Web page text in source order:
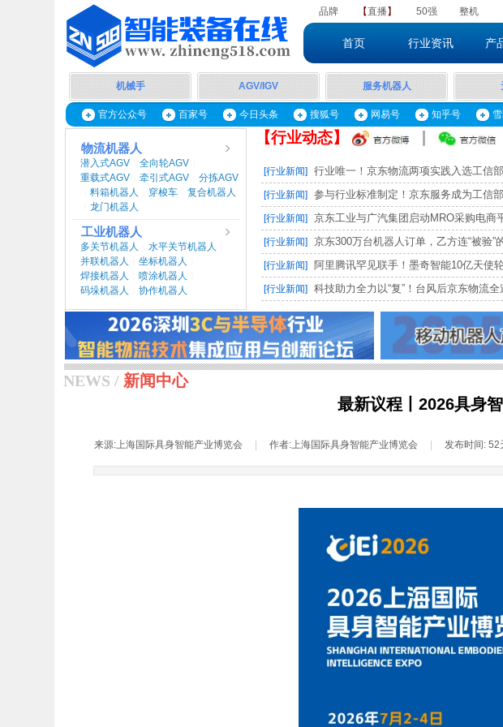
品牌 【直播】 50强 整机
首页 行业资讯 产
机械手 服务机器人
AGV/IGV
官方公众号 百家号 今日头条 搜狐号 网易号 知乎号
【行业动态】
物流机器人
潜入式AGV 全向轮AGV
重载式AGV 牵引式AGV 分拣AGV
料箱机器人 穿梭车 复合机器人
龙门机器人
工业机器人
多关节机器人 水平关节机器人
并联机器人 坐标机器人
焊接机器人 喷涂机器人
码垛机器人 协作机器人
[行业新闻] 行业唯一！京东物流两项实践入选工信
[行业新闻] 参与行业标准制定！京东服务成为工信
[行业新闻] 京东工业与广汽集团启动MRO采购电商
[行业新闻] 京东300万台机器人订单，乙方连“被验”
[行业新闻] 阿里腾讯罕见联手！墨奇智能10亿天使
[行业新闻] 科技助力全力以“复”！台风后京东物流
NEWS / 新闻中心
最新议程丨2026具身
来源:上海国际具身智能产业博览会 作者:上海国际具身智能产业博览会 发布时间: 52